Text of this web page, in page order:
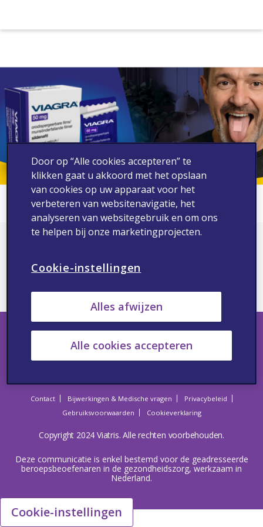
Wij nemen contact met u op zodra het sample beschikbaar is.
Contact Bijwerkingen & Medische vragen
Privacybeleid
Gebruiksvoorwaarden
Cookieverklaring
Copyright 2024 Viatris. Alle rechten voorbehouden.
Deze communicatie is enkel bestemd voor de geadresseerde
beroepsbeoefenaren in de gezondheidszorg, werkzaam in
Nederland.
Cookie-instellingen
Door op “Alle cookies accepteren” te
klikken gaat u akkoord met het opslaan
van cookies op uw apparaat voor het
verbeteren van websitenavigatie, het
analyseren van websitegebruik en om ons
te helpen bij onze marketingprojecten.
Cookie-instellingen
Alles afwijzen
Alle cookies accepteren